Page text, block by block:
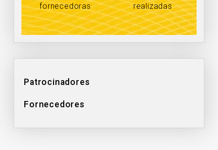
fornecedoras
realizadas
Patrocinadores
Fornecedores